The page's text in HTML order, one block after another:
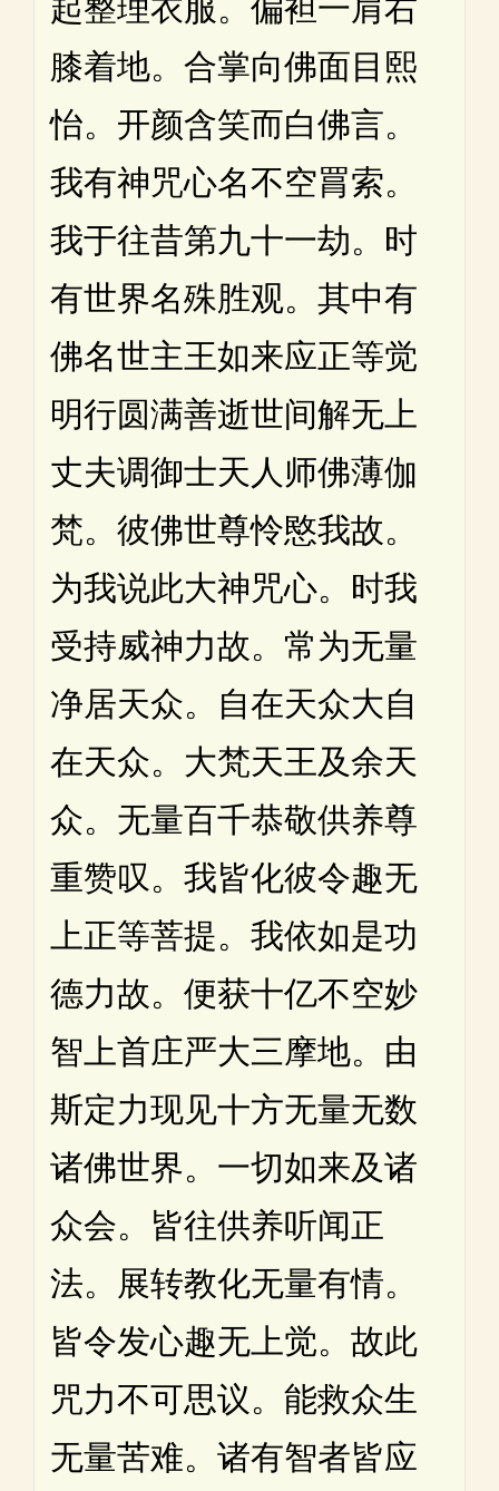
起整理衣服。偏袒一肩右
膝着地。合掌向佛面目熙
怡。开颜含笑而白佛言。
我有神咒心名不空罥索。
我于往昔第九十一劫。时
有世界名殊胜观。其中有
佛名世主王如来应正等觉
明行圆满善逝世间解无上
丈夫调御士天人师佛薄伽
梵。彼佛世尊怜愍我故。
为我说此大神咒心。时我
受持威神力故。常为无量
净居天众。自在天众大自
在天众。大梵天王及余天
众。无量百千恭敬供养尊
重赞叹。我皆化彼令趣无
上正等菩提。我依如是功
德力故。便获十亿不空妙
智上首庄严大三摩地。由
斯定力现见十方无量无数
诸佛世界。一切如来及诸
众会。皆往供养听闻正
法。展转教化无量有情。
皆令发心趣无上觉。故此
咒力不可思议。能救众生
无量苦难。诸有智者皆应